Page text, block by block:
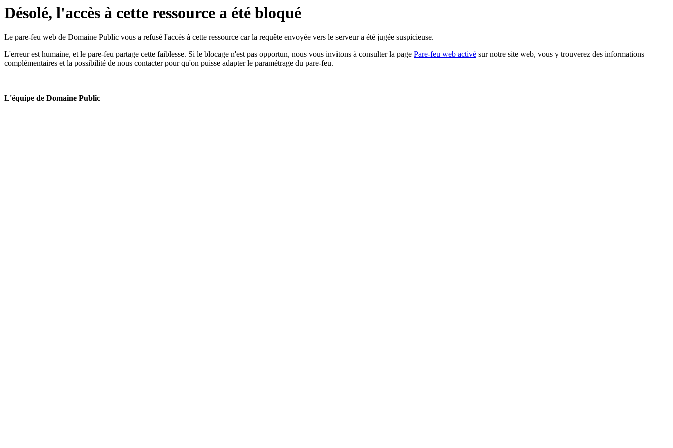
Désolé, l'accès à cette ressource a été bloqué
Le pare-feu web de Domaine Public vous a refusé l'accès à cette ressource car la requête envoyée vers le serveur a été jugée suspicieuse.
L'erreur est humaine, et le pare-feu partage cette faiblesse. Si le blocage n'est pas opportun, nous vous invitons à consulter la page Pare-feu web activé sur notre site web, vous y trouverez des informations
complémentaires et la possibilité de nous contacter pour qu'on puisse adapter le paramétrage du pare-feu.
L'équipe de Domaine Public